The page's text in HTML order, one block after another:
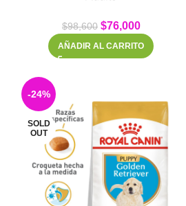
$98,600 $76,000
AÑADIR AL CARRITO
-24%
SOLD
OUT